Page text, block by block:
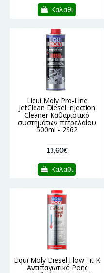
Καλαθι
Liqui Moly Pro-Line
JetClean Diesel Injection
Cleaner Καθαριστικό
συστημάτων πετρελαίου
500ml - 2962
13,60€
Καλαθι
Liqui Moly Diesel Flow Fit K
Αντιπαγωτικό Ροής